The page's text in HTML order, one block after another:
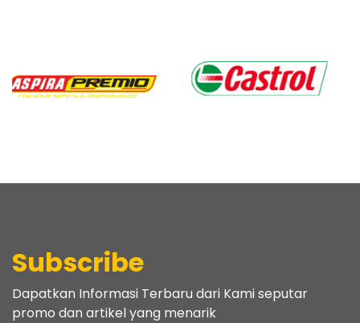
Subscribe
Dapatkan Informasi Terbaru dari Kami seputar
promo dan artikel yang menarik